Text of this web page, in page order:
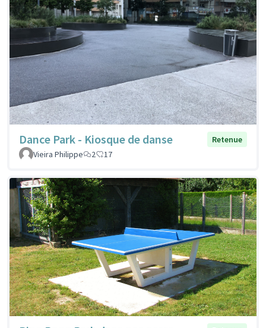
Dance Park - Kiosque de danse
Retenue
Vieira Philippe
2 17